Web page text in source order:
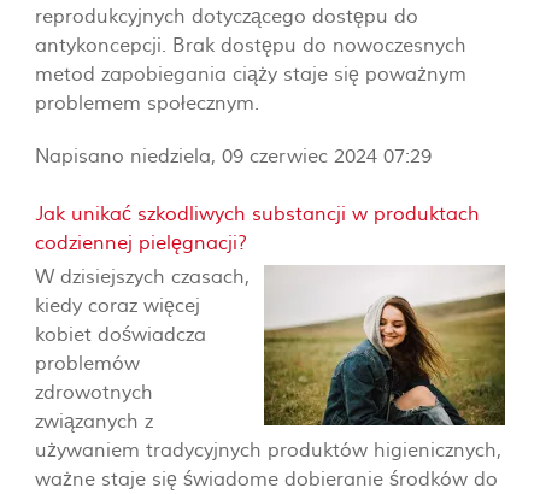
reprodukcyjnych dotyczącego dostępu do
antykoncepcji. Brak dostępu do nowoczesnych
metod zapobiegania ciąży staje się poważnym
problemem społecznym.
Napisano niedziela, 09 czerwiec 2024 07:29
Jak unikać szkodliwych substancji w produktach
codziennej pielęgnacji?
W dzisiejszych czasach,
kiedy coraz więcej
kobiet doświadcza
problemów
zdrowotnych
związanych z
używaniem tradycyjnych produktów higienicznych,
ważne staje się świadome dobieranie środków do